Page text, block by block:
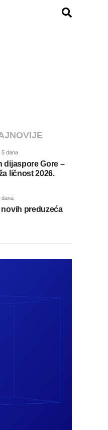
5 dana
dijaspore Gore –
ličnost 2026.
dana
preduzeća